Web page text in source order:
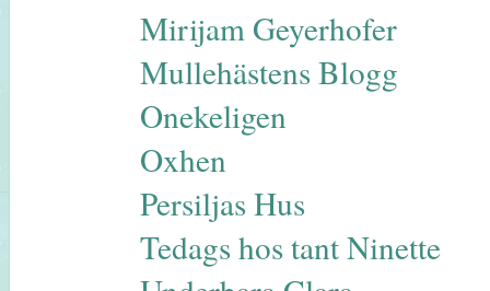
Mirijam Geyerhofer
Mullehästens Blogg
Onekeligen
Oxhen
Persiljas Hus
Tedags hos tant Ninette